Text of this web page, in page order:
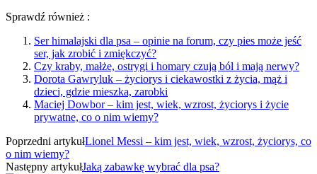
Sprawdź również :
Ser himalajski dla psa – opinie na forum, czy pies może jeść
ser, jak zrobić i zmiękczyć?
Czy kraby, małże, ostrygi i homary czują ból i mają nerwy?
Dorota Gawryluk – życiorys i ciekawostki z życia, mąż i
dzieci, gdzie mieszka, zarobki
Maciej Dowbor – kim jest, wiek, wzrost, życiorys i życie
prywatne, co o nim wiemy?
Poprzedni artykułLionel Messi – kim jest, wiek, wzrost, życiorys, co
o nim wiemy?
Następny artykułJaką zabawkę wybrać dla psa?